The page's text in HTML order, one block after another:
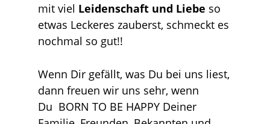
mit viel Leidenschaft und Liebe so
etwas Leckeres zauberst, schmeckt es
nochmal so gut!!
Wenn Dir gefällt, was Du bei uns liest,
dann freuen wir uns sehr, wenn
Du BORN TO BE HAPPY Deiner